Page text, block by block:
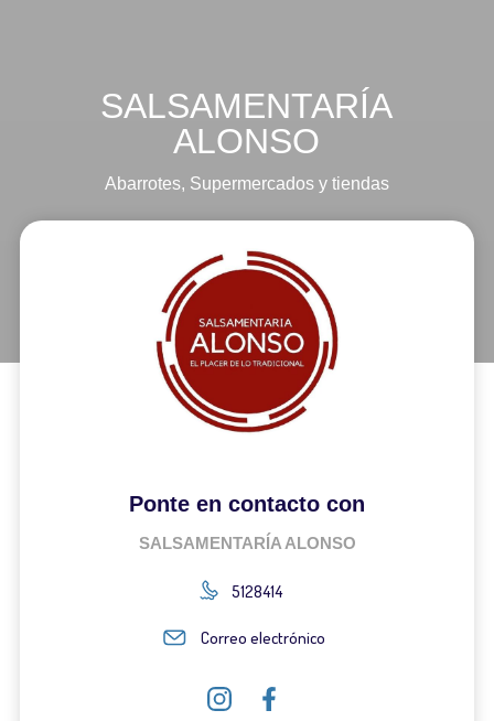
SALSAMENTARÍA
ALONSO
Abarrotes, Supermercados y tiendas
Ponte en contacto con
SALSAMENTARÍA ALONSO
5128414
Correo electrónico